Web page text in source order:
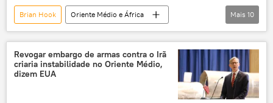
Hamas
sanções
guerra de sanções
campos de petróleo
petróleo e gás
petróleo
Brian Hook
Oriente Médio e África
Mundo
Notícias
Irã
Mike Pompeo
Donald Trump
Elliott Abrams
Mais 10
Revogar embargo de armas contra o Irã
criaria instabilidade no Oriente Médio,
dizem EUA